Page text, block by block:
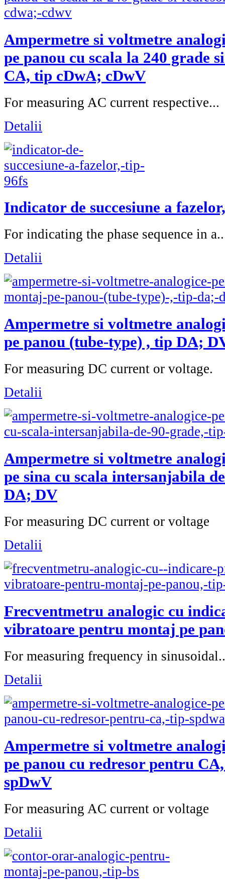
Ampermetre si voltmetre
pe panou cu scala la 240 grade
CA, tip cDwA; cDwV
For measuring AC current respective...
Detalii
Indicator de succesiune a
For indicating the phase sequence in
Detalii
Ampermetre si voltmetre
pe panou (tube-type) , tip DA;
For measuring DC current or voltage.
Detalii
Ampermetre si voltmetre
pe sina cu scala intersanjabila
DA; DV
For measuring DC current or voltage
Detalii
Frecventmetru analogic cu
vibratoare pentru montaj pe
For measuring frequency in
Detalii
Ampermetre si voltmetre
pe panou cu redresor pentru
spDwV
For measuring AC current or voltage
Detalii